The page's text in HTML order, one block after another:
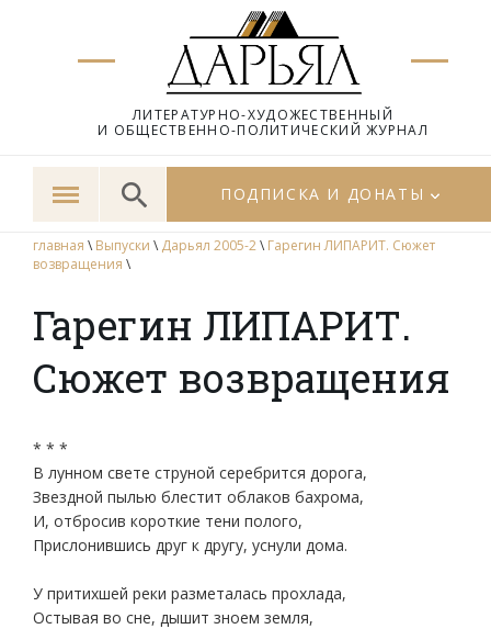
ЛИТЕРАТУРНО-ХУДОЖЕСТВЕННЫЙ
И ОБЩЕСТВЕННО-ПОЛИТИЧЕСКИЙ ЖУРНАЛ
ПОДПИСКА И ДОНАТЫ
главная \ Выпуски \ Дарьял 2005-2\ Гарегин ЛИПАРИТ. Сюжет
возвращения \
Гарегин ЛИПАРИТ.
Сюжет возвращения
* * *
В лунном свете струной серебрится дорога,
Звездной пылью блестит облаков бахрома,
И, отбросив короткие тени полого,
Прислонившись друг к другу, уснули дома.
У притихшей реки разметалась прохлада,
Остывая во сне, дышит зноем земля,